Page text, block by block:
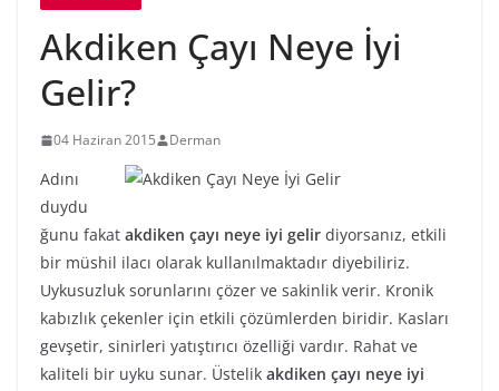
Akdiken Çayı Neye İyi
Gelir?
04 Haziran 2015 Derman
Adını
duydu
ğunu fakat akdiken çayı neye iyi gelir diyorsanız, etkili
bir müshil ilacı olarak kullanılmaktadır diyebiliriz.
Uykusuzluk sorunlarını çözer ve sakinlik verir. Kronik
kabızlık çekenler için etkili çözümlerden biridir. Kasları
gevşetir, sinirleri yatıştırıcı özelliği vardır. Rahat ve
kaliteli bir uyku sunar. Üstelik akdiken çayı neye iyi